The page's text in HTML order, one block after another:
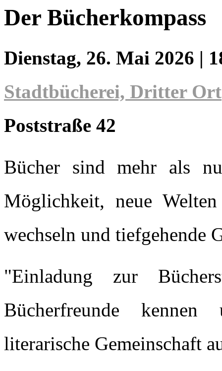
Der Bücherkompass
Dienstag, 26. Mai 2026 |
Stadtbücherei, Dritter Ort
Poststraße 42
Bücher sind mehr als
Möglichkeit, neue
wechseln und tiefgehende
"Einladung zur
Bücherfreunde
literarische Gemeinschaft